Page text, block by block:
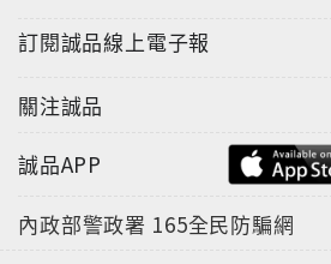
訂閱誠品線上電子報
關注誠品
誠品APP
內政部警政署 165全民防騙網